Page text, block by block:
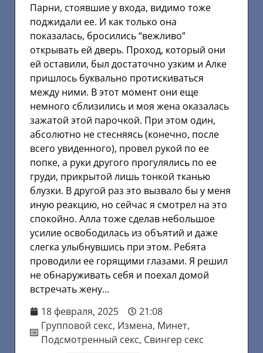
Парни, стоявшие у входа, видимо тоже
поджидали ее. И как только она
показалась, бросились “вежливо”
открывать ей дверь. Проход, который они
ей оставили, был достаточно узким и Алке
пришлось буквально протискиваться
между ними. В этот момент они еще
немного сблизились и моя жена оказалась
зажатой этой парочкой. При этом один,
абсолютно не стесняясь (конечно, после
всего увиденного), провел рукой по ее
попке, а руки другого прогулялись по ее
груди, прикрытой лишь тонкой тканью
блузки. В другой раз это вызвало бы у меня
иную реакцию, но сейчас я смотрел на это
спокойно. Алла тоже сделав небольшое
усилие освободилась из объятий и даже
слегка улыбнувшись при этом. Ребята
проводили ее горящими глазами. Я решил
не обнаруживать себя и поехал домой
встречать жену…
18 февраля, 2025
21:08
Групповой секс, Измена, Минет,
Подсмотренный секс, Свингер секс